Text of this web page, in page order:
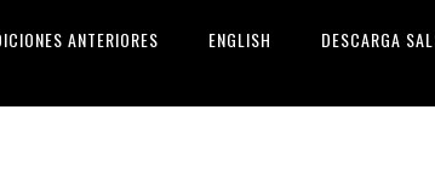
ANTERIORES ENGLISH DESCARGA